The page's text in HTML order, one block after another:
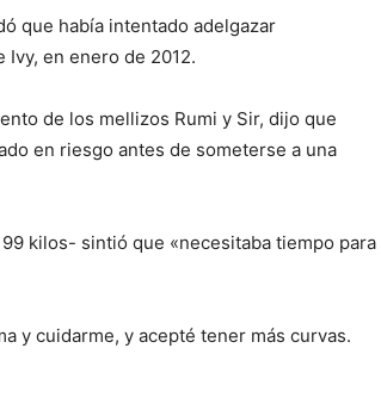
que había intentado adelgazar
en enero de 2012.
de los mellizos Rumi y Sir, dijo que
en riesgo antes de someterse a una
kilos- sintió que «necesitaba tiempo para
y cuidarme, y acepté tener más curvas.